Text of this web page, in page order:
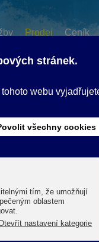
Prodej Ceník
produkt (podle DIN).
pro odstranění